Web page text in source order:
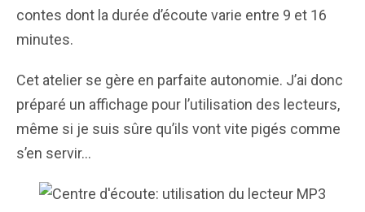
contes dont la durée d’écoute varie entre 9 et 16
minutes.
Cet atelier se gère en parfaite autonomie. J’ai donc
préparé un affichage pour l’utilisation des lecteurs,
même si je suis sûre qu’ils vont vite pigés comme
s’en servir…